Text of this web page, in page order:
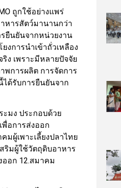
ถูกใช้อย่างแพร่
หารสัตว์มานานกว่า
ยืนยันจากหน่วยงาน
งการนำเข้าถั่วเหลือง
ง เพราะมีหลายปัจจัย
การผลิต การจัดการ
ได้รับการยืนยันจาก
มง ประกอบด้วย
อการส่งออก
มผู้เพาะเลี้ยงปลาไทย
ริมผู้ใช้วัตถุดิบอาหาร
ออก 12.สมาคม